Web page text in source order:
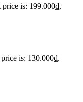
price is: 199.000₫.
is: 130.000₫.